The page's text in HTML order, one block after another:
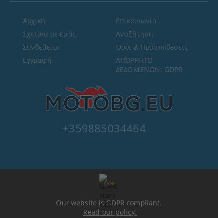
+359885034464
Αρχική
Σχετικά με εμάς
Συνδεθείτε
Εγγραφή
Επικοινωνία
Αναζήτηση
Όροι & Προϋποθέσεις
ΑΠΌΡΡΗΤΟ
ΔΕΔΟΜΈΝΩΝ: GDPR
GDPR
Our website is GDPR compliant.
Read our policy.